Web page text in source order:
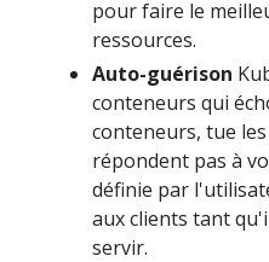
pour faire le
ressources.
Auto-guérison
conteneurs qui
conteneurs, tue
répondent pas à
définie par
aux clients tant
servir.